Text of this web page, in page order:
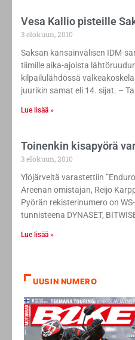
Vesa Kallio pisteille
3 elokuun, 2010
Saksan kansainvälisen IDM-
tiimille aika-ajoista
kilpailulähdössä
juurikin samat eli 14. sijat. –
Lue lisää »
Toinenkin kisapyörä
3 elokuun, 2010
Ylöjärveltä varastettiin
Areenan omistajan, Reijo
Pyörän rekisterinumero on
tunnisteena DYNASET,
Lue lisää »
UUSIN NUMERO